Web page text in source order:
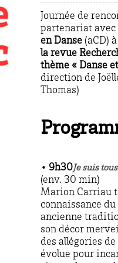
Journée de
partenariat avec
en Danse (aCD)
la revue
thème « Danse
direction de
Thomas)
• 9h30Je suis
(env. 30 min)
Marion Carriau
connaissance
ancienne
son décor
des allégories
évolue pour